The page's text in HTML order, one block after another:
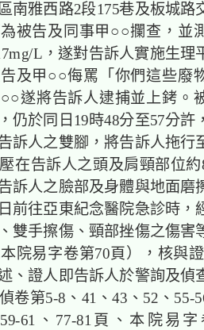
南雅西路2段175巷及板城路
被告及同事甲○○攔查，並
L，遂對告訴人實施生理
及甲○○侮罵「你們這些廢
遂將告訴人逮捕並上銬。
仍於同日19時48分至57分許
訴人之雙腳，將告訴人拖行
在告訴人之頭及肩頸部位
訴人之臉部及身體與地面磨
前往亞東紀念醫院急診時，
雙手擦傷、頸部挫傷之傷害
院易字卷第70頁），核與
、證人即告訴人於警詢及偵
卷第5-8、41、43、52、55-
61、77-81頁、本院易字